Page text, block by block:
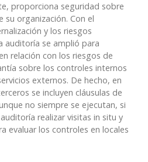
proporciona seguridad sobre
organización. Con el
y los riesgos
auditoría se amplió para
relación con los riesgos de
sobre los controles internos
externos. De hecho, en
se incluyen cláusulas de
no siempre se ejecutan, si
realizar visitas in situ y
evaluar los controles en locales